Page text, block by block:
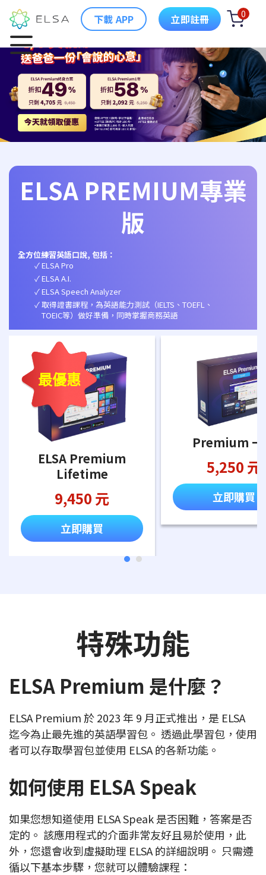
下載 APP 立即註冊 0
ELSA PREMIUM專業
版
全方位練習英語口說, 包括：
ELSA Pro
ELSA A.I.
ELSA Speech Analyzer
取得證書課程，為英語能力測試（IELTS、TOEFL、
TOEIC等）做好準備，同時掌握商務英語
最優惠
ELSA Premium
Lifetime
9,450 元
立即購買
Premium 一
5,250 元
立即購買
特殊功能
ELSA Premium 是什麼？
ELSA Premium 於 2023 年 9 月正式推出，是 ELSA
迄今為止最先進的英語學習包。 透過此學習包，使用
者可以存取學習包並使用 ELSA 的各新功能。
如何使用 ELSA Speak
如果您想知道使用 ELSA Speak 是否困難，答案是否
定的。 該應用程式的介面非常友好且易於使用，此
外，您還會收到虛擬助理 ELSA 的詳細說明。 只需遵
循以下基本步驟，您就可以體驗課程：